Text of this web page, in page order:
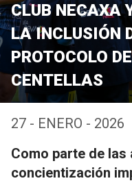
CLUB NECAXA
LA INCLUSIÓN
PROTOCOLO
CENTELLAS
27 - ENERO - 2026
Como parte de
concientización